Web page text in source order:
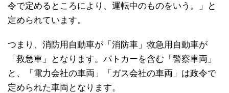
令で定めるところにより、運転中のものをいう。」と
定められています。
つまり、消防用自動車が「消防車」救急用自動車が
「救急車」となります。パトカーを含む「警察車両」
と、「電力会社の車両」「ガス会社の車両」は政令で
定められた車両となります。